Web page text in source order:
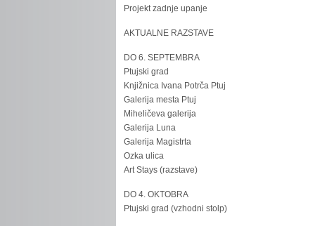
Projekt zadnje upanje
AKTUALNE RAZSTAVE
DO 6. SEPTEMBRA
Ptujski grad
Knjižnica Ivana Potrča Ptuj
Galerija mesta Ptuj
Miheličeva galerija
Galerija Luna
Galerija Magistrta
Ozka ulica
Art Stays (razstave)
DO 4. OKTOBRA
Ptujski grad (vzhodni stolp)